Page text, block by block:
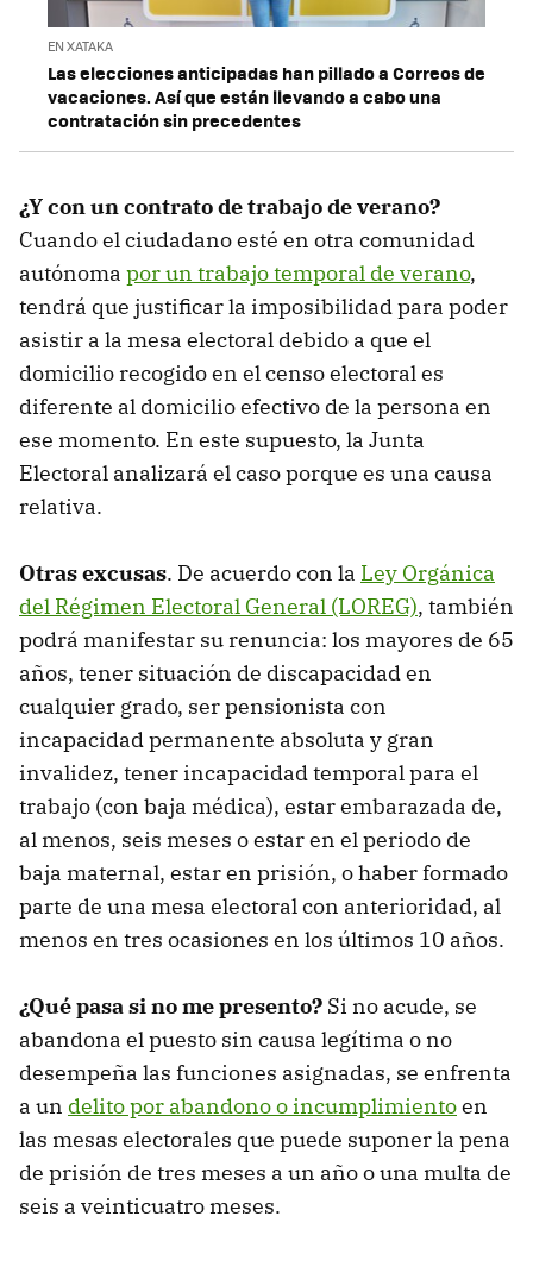
EN XATAKA
Las elecciones anticipadas han pillado a Correos de
vacaciones. Así que están llevando a cabo una
contratación sin precedentes
¿Y con un contrato de trabajo de verano?
Cuando el ciudadano esté en otra comunidad
autónoma por un trabajo temporal de verano,
tendrá que justificar la imposibilidad para poder
asistir a la mesa electoral debido a que el
domicilio recogido en el censo electoral es
diferente al domicilio efectivo de la persona en
ese momento. En este supuesto, la Junta
Electoral analizará el caso porque es una causa
relativa.
Otras excusas. De acuerdo con la Ley Orgánica
del Régimen Electoral General (LOREG), también
podrá manifestar su renuncia: los mayores de 65
años, tener situación de discapacidad en
cualquier grado, ser pensionista con
incapacidad permanente absoluta y gran
invalidez, tener incapacidad temporal para el
trabajo (con baja médica), estar embarazada de,
al menos, seis meses o estar en el periodo de
baja maternal, estar en prisión, o haber formado
parte de una mesa electoral con anterioridad, al
menos en tres ocasiones en los últimos 10 años.
¿Qué pasa si no me presento? Si no acude, se
abandona el puesto sin causa legítima o no
desempeña las funciones asignadas, se enfrenta
a un delito por abandono o incumplimientoen
las mesas electorales que puede suponer la pena
de prisión de tres meses a un año o una multa de
seis a veinticuatro meses.